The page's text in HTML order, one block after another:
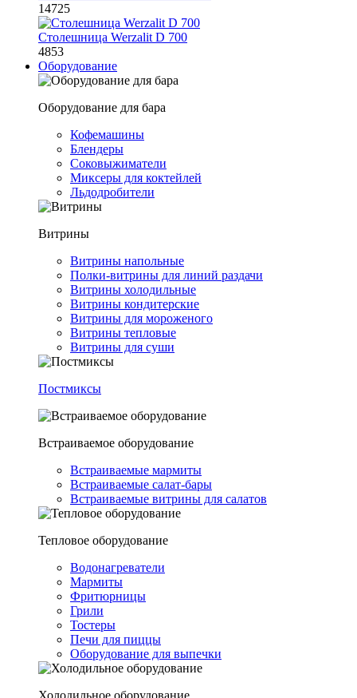
14725
Столешница Werzalit D 700
4853
Оборудование
Оборудование для бара
Кофемашины
Блендеры
Соковыжиматели
Миксеры для коктейлей
Льдодробители
Витрины
Витрины напольные
Полки-витрины для линий раздачи
Витрины холодильные
Витрины кондитерские
Витрины для мороженого
Витрины тепловые
Витрины для суши
Постмиксы
Встраиваемое оборудование
Встраиваемые мармиты
Встраиваемые салат-бары
Встраиваемые витрины для салатов
Тепловое оборудование
Водонагреватели
Мармиты
Фритюрницы
Грили
Тостеры
Печи для пиццы
Оборудование для выпечки
Холодильное оборудование